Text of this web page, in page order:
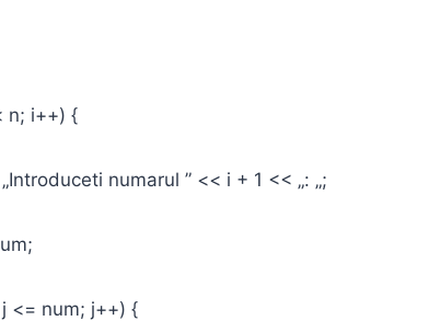
i++) {
numarul ” << i + 1 << „: „;
num; j++) {